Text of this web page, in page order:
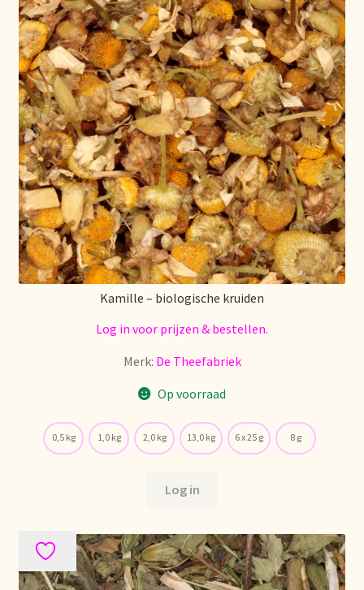
Kamille – biologische kruiden
Log in voor prijzen & bestellen.
Merk: De Theefabriek
Op voorraad
0,5 kg 1,0 kg 2,0 kg 13,0 kg 6 x 25 g 8 g
Log in